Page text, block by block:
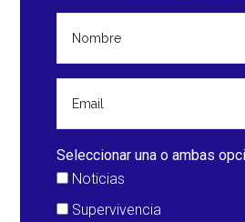
Seleccionar una o ambas
Noticias
Supervivencia